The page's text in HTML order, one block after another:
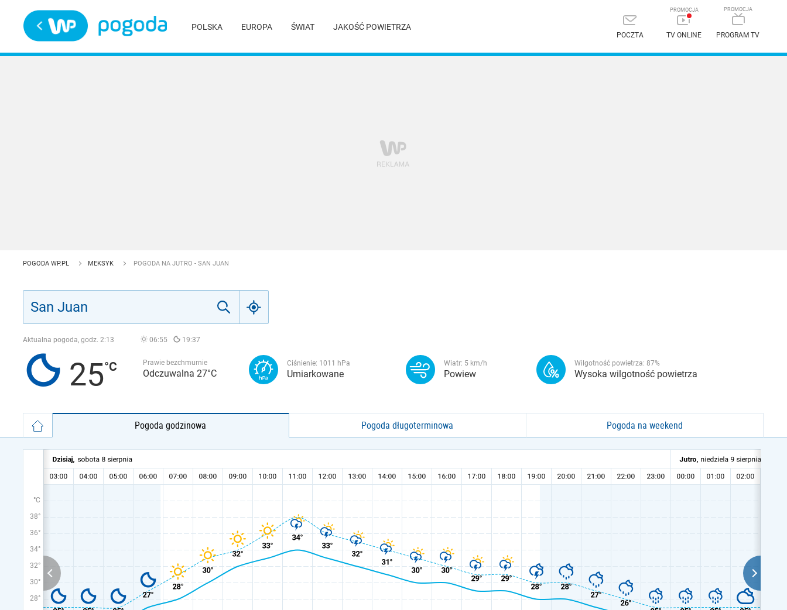
POLSKA EUROPA ŚWIAT JAKOŚĆ POWIETRZA
POCZTA TV ONLINE PROGRAM TV
POGODA WP.PL MEKSYK POGODA NA JUTRO - SAN JUAN
Aktualna pogoda, godz. 2:13 06:55 19:37
25 Prawie bezchmurnie
Odczuwalna 27°C
Ciśnienie: 1011 hPa
Umiarkowane
Wiatr: 5 km/h
Powiew
Wilgotność powietrza: 87%
Wysoka wilgotność powietrza
Pogoda godzinowa Pogoda długoterminowa Pogoda na weekend
°C
38°
36°
34°
32°
30°
28°